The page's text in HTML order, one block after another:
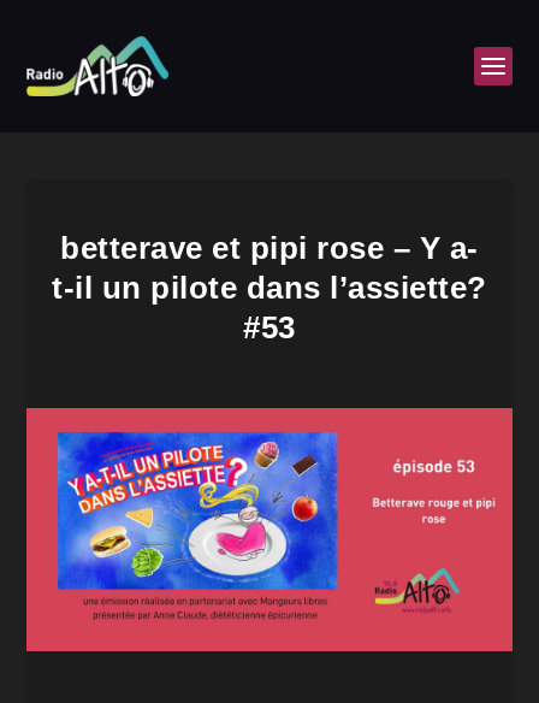
betterave et pipi rose – Y a-
t-il un pilote dans l’assiette?
#53